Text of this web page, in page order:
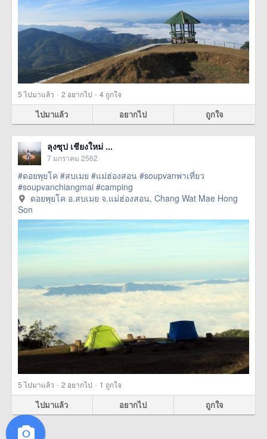
5ไปมาแล้ว · 2 อยากไป · 4 ถูกใจ
ไปมาแล้ว อยากไป ถูกใจ
ลุงซุป เชียงใหม่ ...
7 มกราคม 2562
#ดอยพุยโค #สบเมย #แม่ฮ่องสอน #soupvanพาเที่ยว
#soupvanchiangmai #camping
ดอยพุยโค อ.สบเมย จ.แม่ฮ่องสอน, Chang Wat Mae Hong
Son
5ไปมาแล้ว · 2 อยากไป · 1 ถูกใจ
ไปมาแล้ว อยากไป ถูกใจ